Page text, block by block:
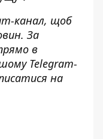
канал, щоб
За
в
Telegram-
на